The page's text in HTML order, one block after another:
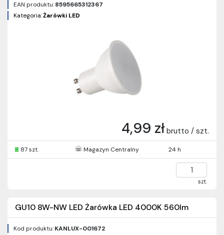
EAN produktu:8595665312367
Kategoria:Żarówki LED
4,99 zł brutto / szt.
87 szt. Magazyn Centralny 24 h
szt.
GU10 8W-NW LED Żarówka LED 4000K 560lm
Kod produktu:KANLUX-001672